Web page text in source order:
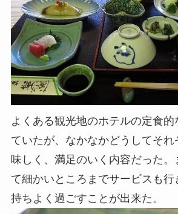
よくある観光地のホテルの定食的
ていたが、なかなかどうしてそれ
味しく、満足のいく内容だった。
て細かいところまでサービスも
持ちよく過ごすことが出来た。